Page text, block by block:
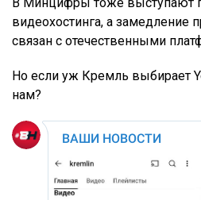
видеохостинга, а замедление
связан с отечественными
Но если уж Кремль выбирает
нам?